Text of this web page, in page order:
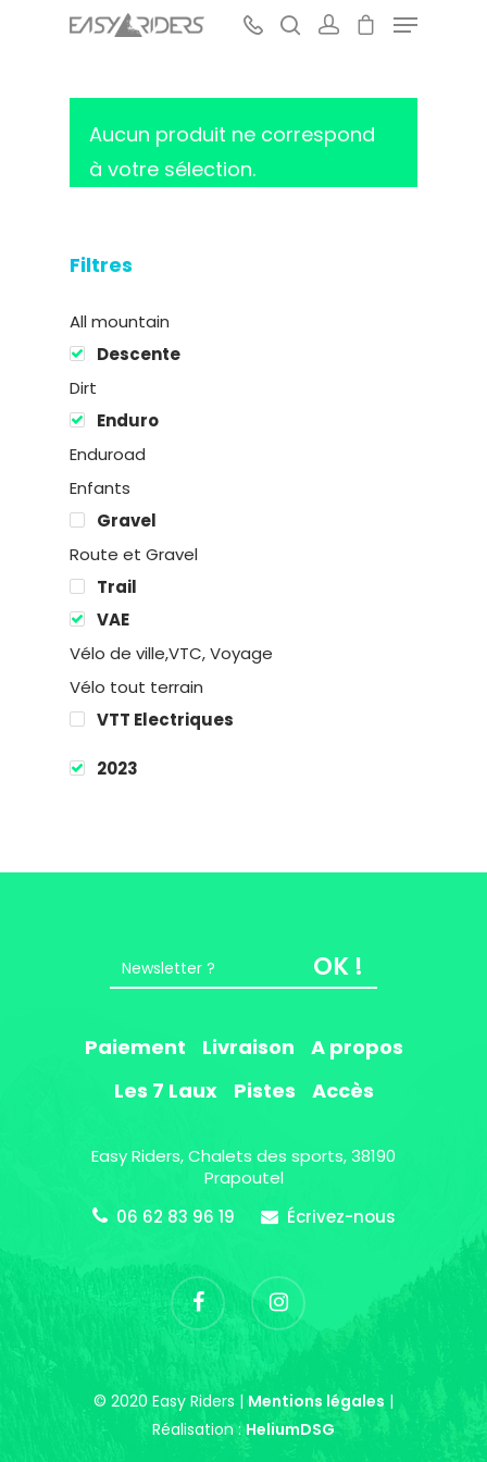
Hit enter to search or ESC to close
Filtres
All mountain
Descente
Dirt
Enduro
Enduroad
Enfants
Gravel
Route et Gravel
Trail
VAE
Vélo de ville,VTC, Voyage
Vélo tout terrain
VTT Electriques
2023
Aucun produit ne correspond
à votre sélection.
OK !
Paiement Livraison
A propos
Les 7 Laux
Pistes Accès
Easy Riders, Chalets des sports, 38190
Prapoutel
06 62 83 96 19
Écrivez-nous
© 2020 Easy Riders | Mentions légales |
Réalisation : HeliumDSG